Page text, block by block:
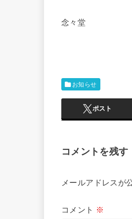
念々堂
お知らせ
ポスト
コメントを残す
メールアドレスが
コメント ※